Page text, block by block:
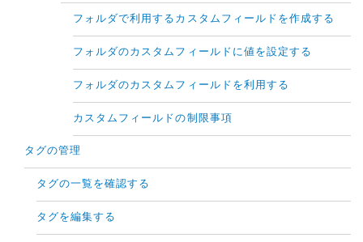
フォルダで利用するカスタムフィールドを作成する
フォルダのカスタムフィールドに値を設定する
フォルダのカスタムフィールドを利用する
カスタムフィールドの制限事項
タグの管理
タグの一覧を確認する
タグを編集する